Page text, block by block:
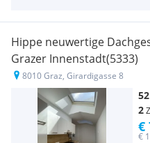
Hippe neuwertige
Grazer Innenstadt(5333)
8010 Graz, Girardigasse 8
52
2
€
€